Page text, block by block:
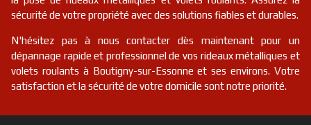
sécurité de votre propriété avec des solutions fiables et durables.
N'hésitez pas à nous contacter dès maintenant pour un
dépannage rapide et professionnel de vos rideaux métalliques et
volets roulants à Boutigny-sur-Essonne et ses environs. Votre
satisfaction et la sécurité de votre domicile sont notre priorité.